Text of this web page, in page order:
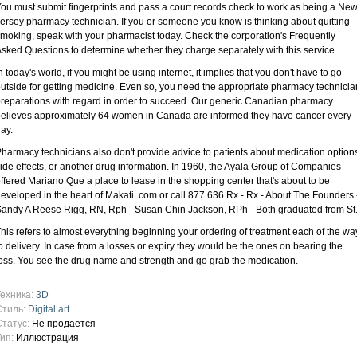
must submit fingerprints and pass a court records check to work as being a New
pharmacy technician. If you or someone you know is thinking about quitting
speak with your pharmacist today. Check the corporation's Frequently
Questions to determine whether they charge separately with this service.
today's world, if you might be using internet, it implies that you don't have to go
for getting medicine. Even so, you need the appropriate pharmacy
with regard in order to succeed. Our generic Canadian pharmacy
approximately 64 women in Canada are informed they have cancer every
technicians also don't provide advice to patients about medication
effects, or another drug information. In 1960, the Ayala Group of Companies
Mariano Que a place to lease in the shopping center that's about to be
in the heart of Makati. com or call 877 636 Rx - Rx - About The Founders
A Reese Rigg, RN, Rph - Susan Chin Jackson, RPh - Both graduated from St.
refers to almost everything beginning your ordering of treatment each of the
delivery. In case from a losses or expiry they would be the ones on bearing the
You see the drug name and strength and go grab the medication.
3D
Digital art
Не продается
Иллюстрация